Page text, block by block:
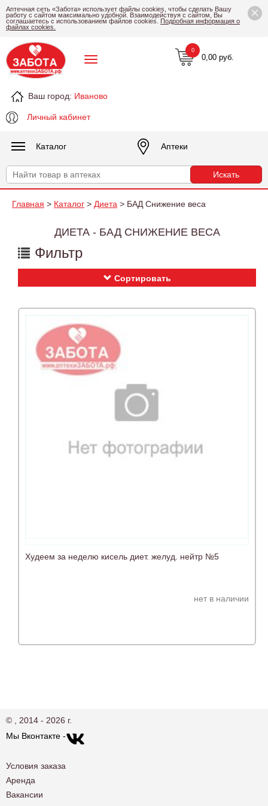
×
Аптечная сеть «Забота» использует файлы cookies, чтобы сделать Вашу
работу с сайтом максимально удобной. Взаимодействуя с сайтом, Вы
соглашаетесь с использованием файлов cookies. Подробная информация о
файлах cookies.
Ваш город: Иваново
Личный кабинет
0,00 руб.
0
Каталог Аптеки
Главная > Каталог > Диета > БАД Снижение веса
ДИЕТА - БАД СНИЖЕНИЕ ВЕСА
Фильтр
Сортировать
Худеем за неделю кисель диет. желуд. нейтр №5
нет в наличии
© , 2014 - 2026 г.
Мы Вконтакте -
Условия заказа
Аренда
Вакансии